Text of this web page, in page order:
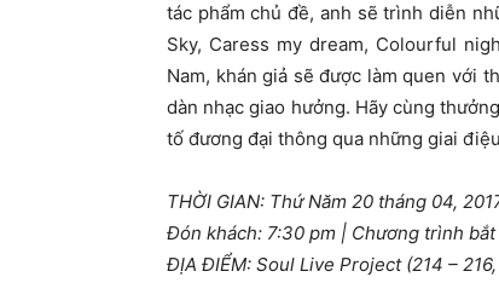
tác phẩm chủ đề, anh sẽ trình diễn
Sky, Caress my dream, Colourful
Nam, khán giả sẽ được làm quen với
dàn nhạc giao hưởng. Hãy cùng
tố đương đại thông qua những giai
THỜI GIAN: Thứ Năm 20 tháng 04,
Đón khách: 7:30 pm | Chương trình
ĐỊA ĐIỂM: Soul Live Project (214 –